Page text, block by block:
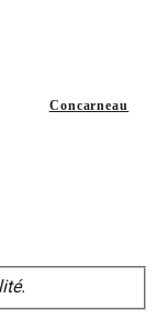
Concarneau